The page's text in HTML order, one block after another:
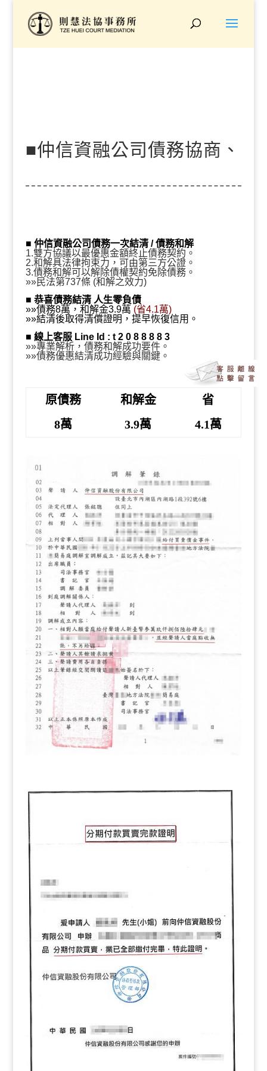
■仲信資融公司債務協商、
解金3.9萬、省4.1萬』
■ 仲信資融公司債務一次結清 / 債務和解
1.雙方協議以最優惠金額終止債務契約。
2.和解具法律拘束力，可由第三方公證。
3.債務和解可以解除債權契約免除債務。
»»民法第737條 (和解之效力)
■ 恭喜債務結清 人生零負債
»»債務8萬，和解金3.9萬 (省4.1萬)
»»結清後取得清償證明，提早恢復信用。
■ 線上客服 Line Id : t 2 0 8 8 8 8 3
»»專業解析，債務和解成功要件。
»»債務優惠結清成功經驗與關鍵。
原債務 和解金
省
8萬
3.9萬 4.1萬